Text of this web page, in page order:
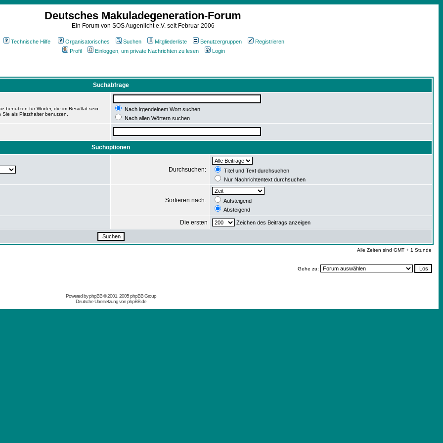
Deutsches Makuladegeneration-Forum
Ein Forum von SOS Augenlicht e.V. seit Februar 2006
Technische Hilfe Organisatorisches Suchen Mitgliederliste Benutzergruppen
Registrieren
Profil
Einloggen, um private Nachrichten zu lesen Login
Suchabfrage
benutzen für Wörter, die im Resultat sein
als Platzhalter benutzen.
Nach irgendeinem Wort suchen
Nach allen Wörtern suchen
Suchoptionen
Durchsuchen:
Titel und Text durchsuchen
Nur Nachrichtentext durchsuchen
Sortieren nach:
Aufsteigend
Absteigend
Die ersten Zeichen des Beitrags anzeigen
Alle Zeiten sind GMT + 1 Stunde
Gehe zu:
Powered byphpBB© 2001, 2005 phpBB Group
Deutsche Übersetzung vonphpBB.de